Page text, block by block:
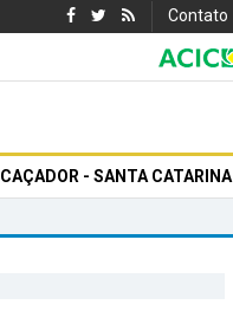
Contato
CAÇADOR - SANTA CATARINA